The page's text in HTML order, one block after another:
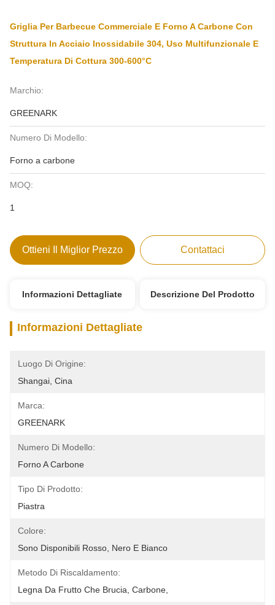
Griglia Per Barbecue Commerciale E Forno A Carbone Con
Struttura In Acciaio Inossidabile 304, Uso Multifunzionale E
Temperatura Di Cottura 300-600°C
Marchio:
GREENARK
Numero Di Modello:
Forno a carbone
MOQ:
1
Ottieni Il Miglior Prezzo Contattaci
Informazioni Dettagliate Descrizione Del Prodotto
Informazioni Dettagliate
Luogo Di Origine:
Shangai, Cina
Marca:
GREENARK
Numero Di Modello:
Forno A Carbone
Tipo Di Prodotto:
Piastra
Colore:
Sono Disponibili Rosso, Nero E Bianco
Metodo Di Riscaldamento:
Legna Da Frutto Che Brucia, Carbone,